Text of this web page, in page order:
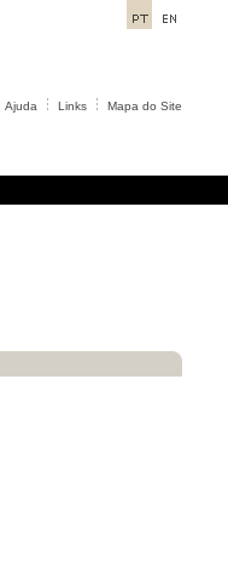
Ajuda Links Mapa do Site